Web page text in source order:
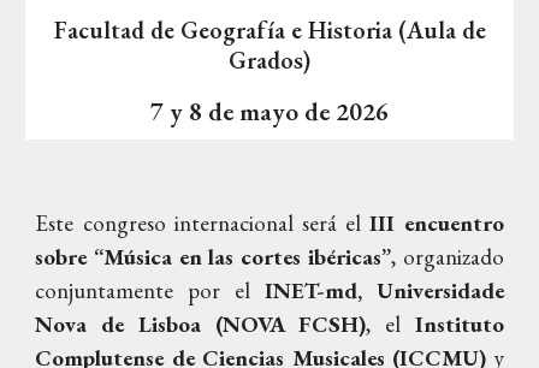
Facultad de Geografía e Historia (Aula de
Grados)
7 y 8 de mayo de 2026
Este congreso internacional será elIII encuentro
sobre “Música en las cortes ibéricas”, organizado
conjuntamente por el INET-md, Universidade
Nova de Lisboa(NOVA FCSH), elInstituto
Complutense de Ciencias Musicales (ICCMU) y